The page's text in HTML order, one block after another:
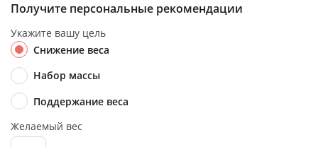
Получите персональные рекомендации
Укажите вашу цель
Снижение веса
Набор массы
Поддержание веса
Желаемый вес